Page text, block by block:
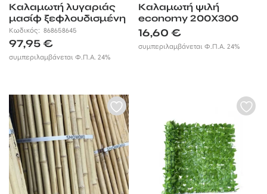
Καλαμωτή λυγαριάς
μασίφ ξεφλουδισμένη
200×500 Ø5-12 mm
Κωδικός: 868658645
97,95€
συμπεριλαμβάνεται Φ.Π.Α. 24%
Καλαμωτή ψιλή
economy 200X300
16,60€
συμπεριλαμβάνεται Φ.Π.Α. 24%